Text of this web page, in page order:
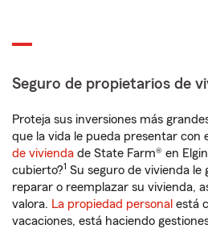
Seguro de propietarios de
Proteja sus inversiones más
que la vida le pueda presentar con
de vivienda de State Farm® en
cubierto?1 Su seguro de vivienda
reparar o reemplazar su vivienda,
valora. La propiedad personal está
vacaciones, está haciendo